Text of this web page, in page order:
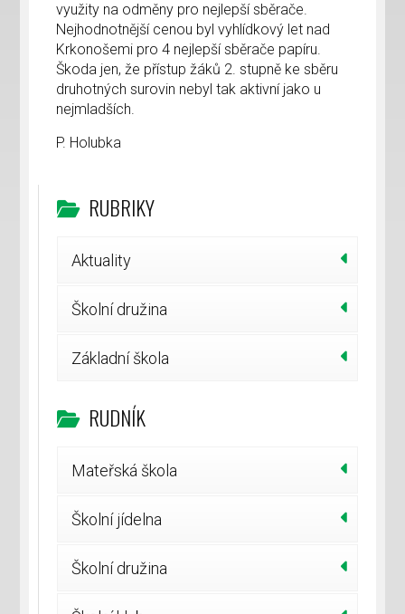
využity na odměny pro nejlepší sběrače.
Nejhodnotnější cenou byl vyhlídkový let nad
Krkonošemi pro 4 nejlepší sběrače papíru.
Škoda jen, že přístup žáků 2. stupně ke sběru
druhotných surovin nebyl tak aktivní jako u
nejmladších.
P. Holubka
RUBRIKY
Aktuality
Školní družina
Základní škola
RUDNÍK
Mateřská škola
Školní jídelna
Školní družina